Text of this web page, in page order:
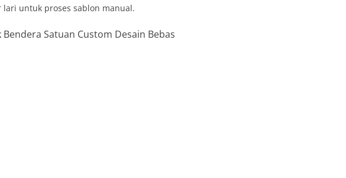
untuk proses sablon manual.